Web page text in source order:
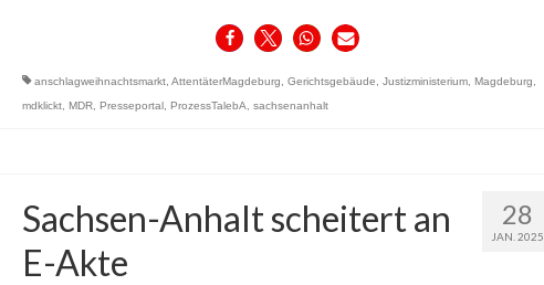
anschlagweihnachtsmarkt, AttentäterMagdeburg Gerichtsgebäude Justizministerium, Magdeburg
mdklickt, MDR, Presseportal, ProzessTalebA sachsenanhalt
28
JAN. 2025
Sachsen-Anhalt scheitert an
E-Akte